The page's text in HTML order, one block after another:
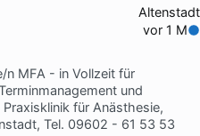
Altenstadt
vor 1 M
n MFA - in Vollzeit für
und
für Anästhesie,
Tel. 09602 - 61 53 53